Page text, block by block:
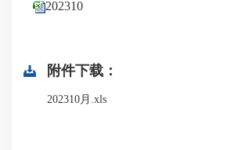
202310
附件下载：
202310月.xls